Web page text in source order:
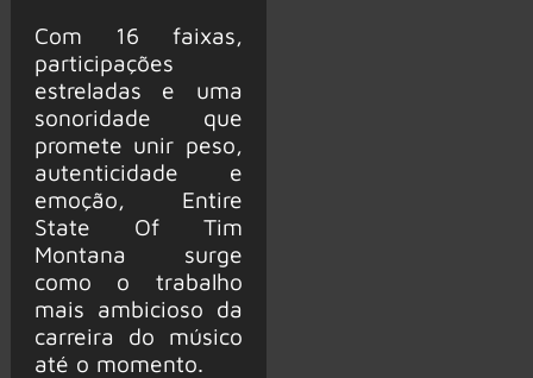
Com 16 faixas,
participações
estreladas e uma
sonoridade que
promete unir peso,
autenticidade e
emoção, Entire
State Of Tim
Montana surge
como o trabalho
mais ambicioso da
carreira do músico
até o momento.